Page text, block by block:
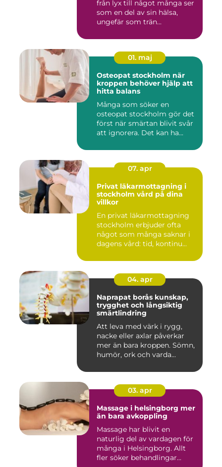
från lyx till något många ser
som en del av sin hälsa,
ungefär som trän...
01. maj
Osteopat stockholm när
kroppen behöver hjälp att
hitta balans
Många som söker en
osteopat stockholm gör det
först när smärtan blivit svår
att ignorera. Det kan ha...
07. apr
Privat läkarmottagning i
stockholm vård på dina
villkor
En privat läkarmottagning
stockholm erbjuder ofta
något som många saknar i
dagens vård: tid, kontinu...
04. apr
Naprapat borås kunskap,
trygghet och långsiktig
smärtlindring
Att leva med värk i rygg,
nacke eller axlar påverkar
mer än bara kroppen. Sömn,
humör, ork och varda...
03. apr
Massage i helsingborg mer
än bara avkoppling
Massage har blivit en
naturlig del av vardagen för
många i Helsingborg. Allt
fler söker behandlingar...